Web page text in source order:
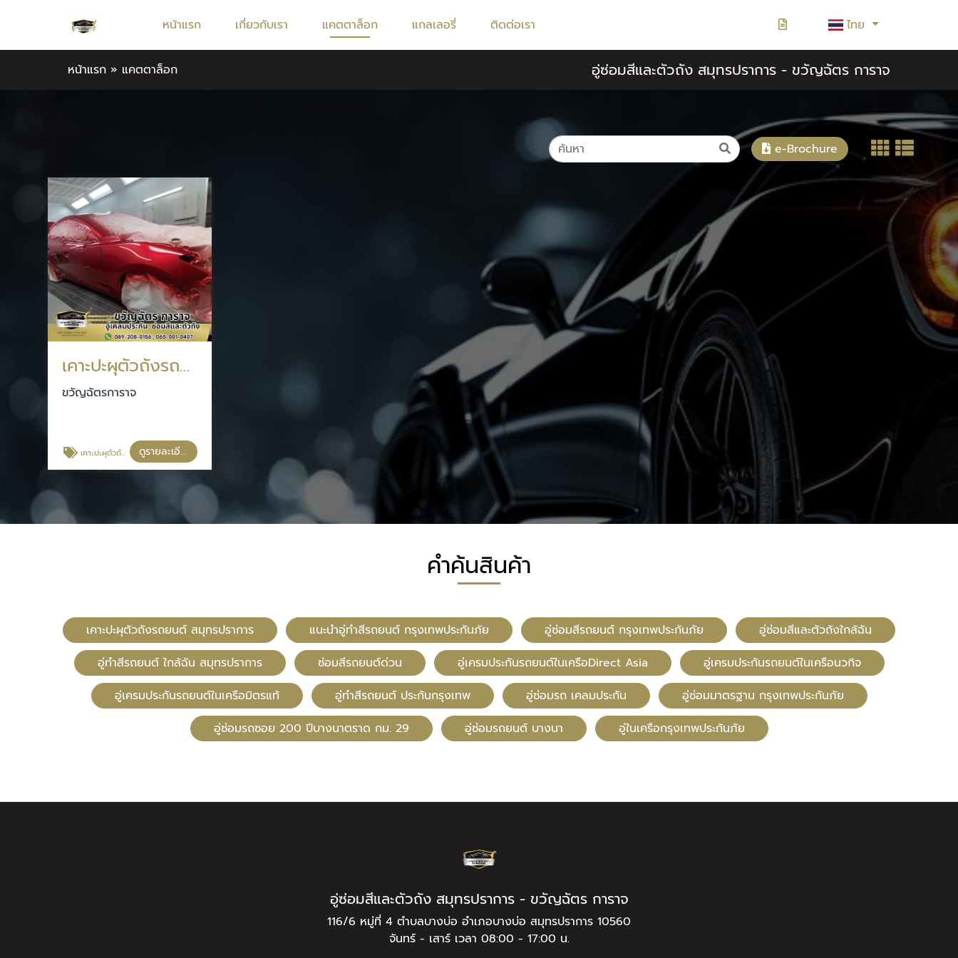
หน้าแรก เกี่ยวกับเรา แคตตาล็อก แกลเลอรี่ ติดต่อเรา ไทย
หน้าแรก » แคตตาล็อก อู่ซ่อมสีและตัวถัง สมุทรปราการ - ขวัญฉัตร การาจ
e-Brochure
เคาะปะผุตัวถังรถยนต์ สมุทรปราการ
ขวัญฉัตรการาจ
เคาะปะผุตัวถังรถยนต์ สมุทรปราการ ดูรายละเอียด
คำค้นสินค้า
เคาะปะผุตัวถังรถยนต์ สมุทรปราการ แนะนำอู่ทำสีรถยนต์ กรุงเทพประกันภัย อู่ซ่อมสีรถยนต์ กรุงเทพประกันภัย
อู่ซ่อมสีและตัวถังใกล้ฉัน
อู่ทําสีรถยนต์ ใกล้ฉัน สมุทรปราการ
ซ่อมสีรถยนต์ด่วน อู่เครมประกันรถยนต์ในเครือDirect Asia
อู่เครมประกันรถยนต์ในเครือนวกิจ
อู่เครมประกันรถยนต์ในเครือมิตรแท้
อู่ทําสีรถยนต์ ประกันกรุงเทพ อู่ซ่อมรถ เคลมประกัน
อู่ซ่อมมาตรฐาน กรุงเทพประกันภัย
อู่ซ่อมรถซอย 200 ปีบางนาตราด กม. 29
อู่ซ่อมรถยนต์ บางนา อู่ในเครือกรุงเทพประกันภัย
อู่ซ่อมสีและตัวถัง สมุทรปราการ - ขวัญฉัตร การาจ
116/6 หมู่ที่ 4 ตำบลบางบ่อ อำเภอบางบ่อ สมุทรปราการ 10560
จันทร์ - เสาร์ เวลา 08:00 - 17:00 น.